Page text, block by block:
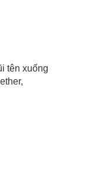
tên xuống